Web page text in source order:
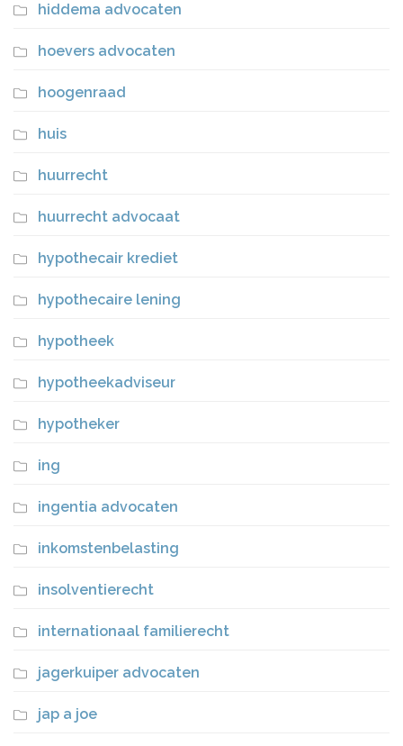
hiddema advocaten
hoevers advocaten
hoogenraad
huis
huurrecht
huurrecht advocaat
hypothecair krediet
hypothecaire lening
hypotheek
hypotheekadviseur
hypotheker
ing
ingentia advocaten
inkomstenbelasting
insolventierecht
internationaal familierecht
jagerkuiper advocaten
jap a joe